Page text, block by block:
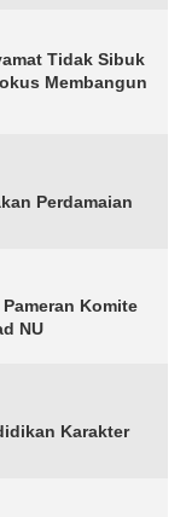
Tidak Sibuk
Membangun
Perdamaian
Komite
NU
Karakter